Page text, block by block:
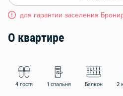
для гарантии заселения
О квартире
4 гостя 1 спальня Балкон 2